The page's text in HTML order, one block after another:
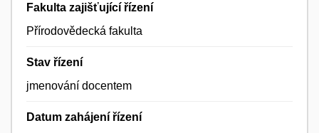
Fakulta zajišťující řízení
Přírodovědecká fakulta
Stav řízení
jmenování docentem
Datum zahájení řízení